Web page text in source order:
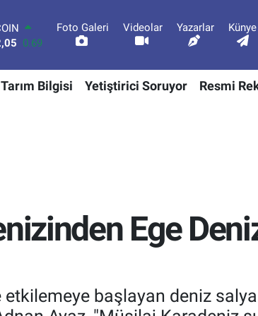
0.06
0.1
Foto Galeri Videolar Yazarlar Künye
Tarım Bilgisi Yetiştirici Soruyor Resmi
Ege
başlayan deniz